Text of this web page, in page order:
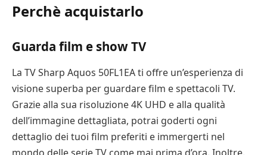
Perchè acquistarlo
Guarda film e show TV
La TV Sharp Aquos 50FL1EA ti offre un’esperienza di
visione superba per guardare film e spettacoli TV.
Grazie alla sua risoluzione 4K UHD e alla qualità
dell’immagine dettagliata, potrai goderti ogni
dettaglio dei tuoi film preferiti e immergerti nel
mondo delle serie TV come mai prima d’ora. Inoltre,